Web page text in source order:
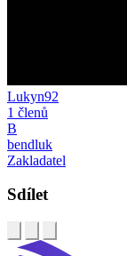
Lukyn92
1 členů
B
bendluk
Zakladatel
Sdílet